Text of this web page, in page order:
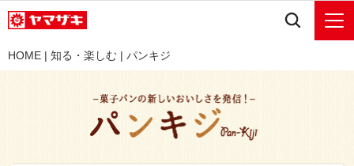
HOME | 知る・楽しむ | パンキジ